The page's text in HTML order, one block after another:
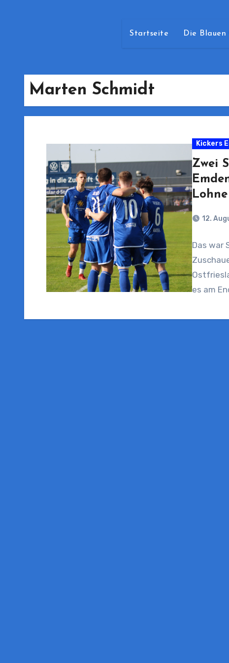
Startseite Die Blauen
Marten Schmidt
Kickers
Zwei
Lohne
12.
Das war
es am